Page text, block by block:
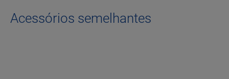
Acessórios semelhantes